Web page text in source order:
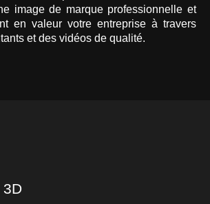
image de marque professionnelle et
en valeur votre entreprise à travers
et des vidéos de qualité.
3D